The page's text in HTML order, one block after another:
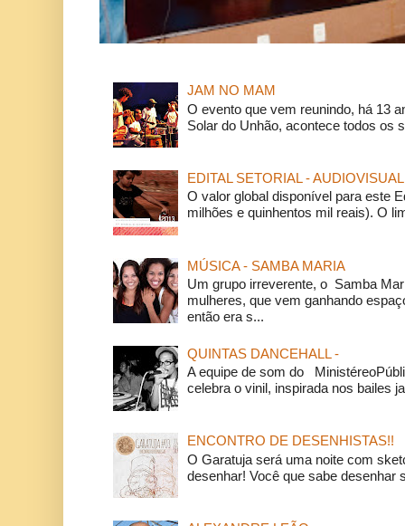
JAM NO MAM
O evento que vem reunindo, há 13
Solar do Unhão, acontece todos os
EDITAL SETORIAL - AUDIOVISUAL
O valor global disponível para este
milhões e quinhentos mil reais). O
MÚSICA - SAMBA MARIA
Um grupo irreverente, o Samba
mulheres, que vem ganhando
então era s...
QUINTAS DANCEHALL -
A equipe de som do
celebra o vinil, inspirada nos bailes
ENCONTRO DE DESENHISTAS!!
O Garatuja será uma noite com
desenhar! Você que sabe desenhar